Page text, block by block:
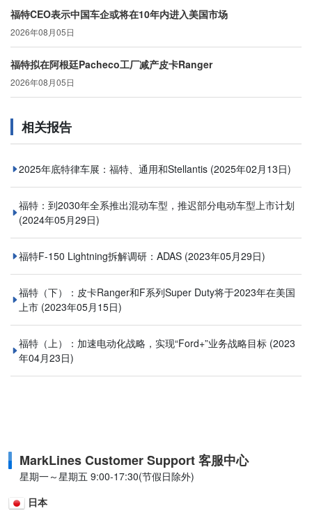
福特CEO表示中国车企或将在10年内进入美国市场
2026年08月05日
福特拟在阿根廷Pacheco工厂减产皮卡Ranger
2026年08月05日
相关报告
2025年底特律车展：福特、通用和Stellantis (2025年02月13日)
福特：到2030年全系推出混动车型，推迟部分电动车型上市计划
(2024年05月29日)
福特F-150 Lightning拆解调研：ADAS (2023年05月29日)
福特（下）：皮卡Ranger和F系列Super Duty将于2023年在美国
上市 (2023年05月15日)
福特（上）：加速电动化战略，实现“Ford+”业务战略目标 (2023
年04月23日)
MarkLines Customer Support 客服中心
星期一～星期五 9:00-17:30(节假日除外)
日本